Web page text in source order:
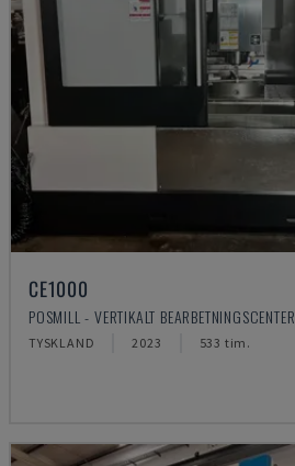
CE1000
POSMILL - VERTIKALT BEARBETNINGSCENTER
TYSKLAND 2023 533 tim.